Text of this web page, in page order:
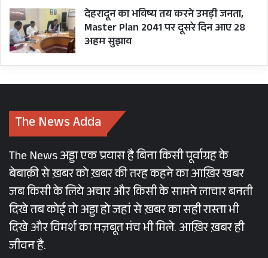
देहरादून का भविष्य तय करने उमड़ी जनता,
Master Plan 2041 पर दूसरे दिन आए 28
अहम सुझाव
The News Adda
The News अड्डा एक प्रयास है बिना किसी पूर्वाग्रह के
बेबाक़ी से ख़बर को ख़बर की तरह कहने का आख़िर खबर
जब किसी के लिये अचार और किसी के सामने लाचार बनती
दिखे तब कोई तो अड्डा हो जहां से ख़बर का सही रास्ता भी
दिखे और विमर्श का मज़बूत मंच भी मिले. आख़िर ख़बर ही
जीवन है.